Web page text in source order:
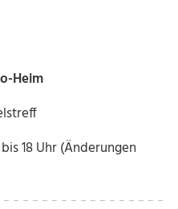
Heim
18 Uhr (Änderungen